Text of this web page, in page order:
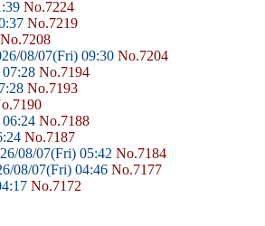
No.7224
No.7219
No.7208
08/07(Fri) 09:30 No.7204
No.7194
No.7193
No.7188
No.7187
08/07(Fri) 05:42 No.7184
08/07(Fri) 04:46 No.7177
No.7172